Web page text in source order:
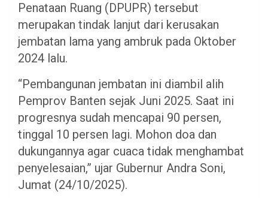
Penataan Ruang (DPUPR) tersebut
merupakan tindak lanjut dari kerusakan
jembatan lama yang ambruk pada Oktober
2024 lalu.
“Pembangunan jembatan ini diambil alih
Pemprov Banten sejak Juni 2025. Saat ini
progresnya sudah mencapai 90 persen,
tinggal 10 persen lagi. Mohon doa dan
dukungannya agar cuaca tidak menghambat
penyelesaian,” ujar Gubernur Andra Soni,
Jumat (24/10/2025).